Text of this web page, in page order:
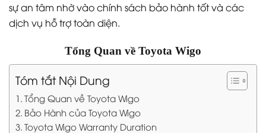
sự an tâm nhờ vào chính sách bảo hành tốt và các
dịch vụ hỗ trợ toàn diện.
Tổng Quan về Toyota Wigo
Tóm tắt Nội Dung
Tổng Quan về Toyota Wigo
Bảo Hành của Toyota Wigo
Toyota Wigo Warranty Duration